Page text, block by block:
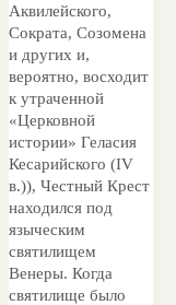
Аквилейского,
Сократа, Созомена
и других и,
вероятно, восходит
к утраченной
«Церковной
истории» Геласия
Кесарийского (IV
в.)), Честный Крест
находился под
языческим
святилищем
Венеры. Когда
святилище было